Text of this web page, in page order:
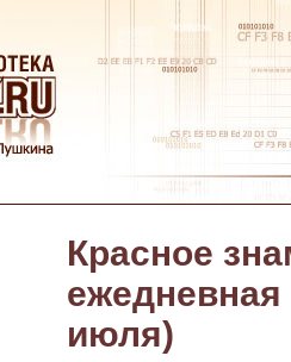
Красное
ежедневная
июля)